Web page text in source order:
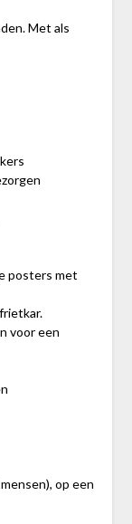
Met als
posters met
voor een
op een